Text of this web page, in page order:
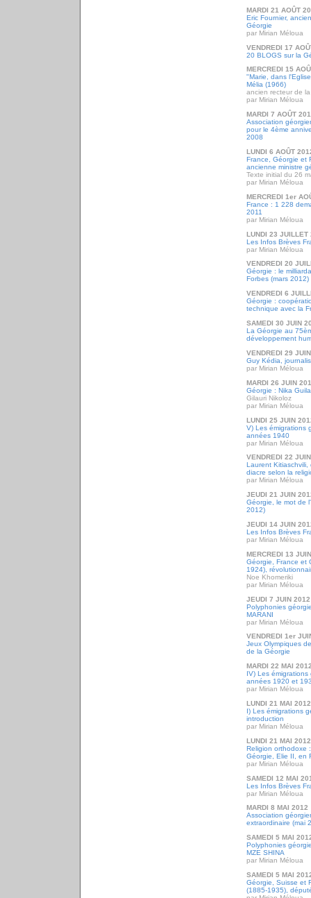
MARDI 21 AOÛT
Eric Fournier,
Géorgie
par Mirian Méloua
VENDREDI 17
20 BLOGS sur la
MERCREDI 15
"Marie, dans
Mélia (1966)
ancien recteur de
par Mirian Méloua
MARDI 7 AOÛT
Association
pour le 4ème
2008
LUNDI 6 AOÛT
France, Géorgie et
ancienne ministre
Texte initial du 26
par Mirian Méloua
MERCREDI 1er
France : 1 228
2011
par Mirian Méloua
LUNDI 23 JUILLET
Les Infos Brèves
par Mirian Méloua
VENDREDI 20
Géorgie : le
Forbes (mars 2012)
VENDREDI 6
Géorgie :
technique avec la
SAMEDI 30 JUIN
La Géorgie au
développement
VENDREDI 29
Guy Kédia,
par Mirian Méloua
MARDI 26 JUIN
Géorgie : Nika
Gilauri Nikoloz
par Mirian Méloua
LUNDI 25 JUIN
V) Les émigrations
années 1940
par Mirian Méloua
VENDREDI 22
Laurent
diacre selon la
par Mirian Méloua
JEUDI 21 JUIN
Géorgie, le mot de
2012)
JEUDI 14 JUIN
Les Infos Brèves
par Mirian Méloua
MERCREDI 13
Géorgie, France et
1924),
Noe Khomeriki
par Mirian Méloua
JEUDI 7 JUIN 2012
Polyphonies
MARANI
par Mirian Méloua
VENDREDI 1er
Jeux Olympiques
de la Géorgie
MARDI 22 MAI
IV) Les
années 1920 et
par Mirian Méloua
LUNDI 21 MAI 2012
I) Les émigrations
introduction
par Mirian Méloua
LUNDI 21 MAI 2012
Religion orthodoxe
Géorgie, Elie II, en
par Mirian Méloua
SAMEDI 12 MAI
Les Infos Brèves
par Mirian Méloua
MARDI 8 MAI 2012
Association
extraordinaire (mai
SAMEDI 5 MAI
Polyphonies
MZE SHINA
par Mirian Méloua
SAMEDI 5 MAI
Géorgie, Suisse et
(1885-1935),